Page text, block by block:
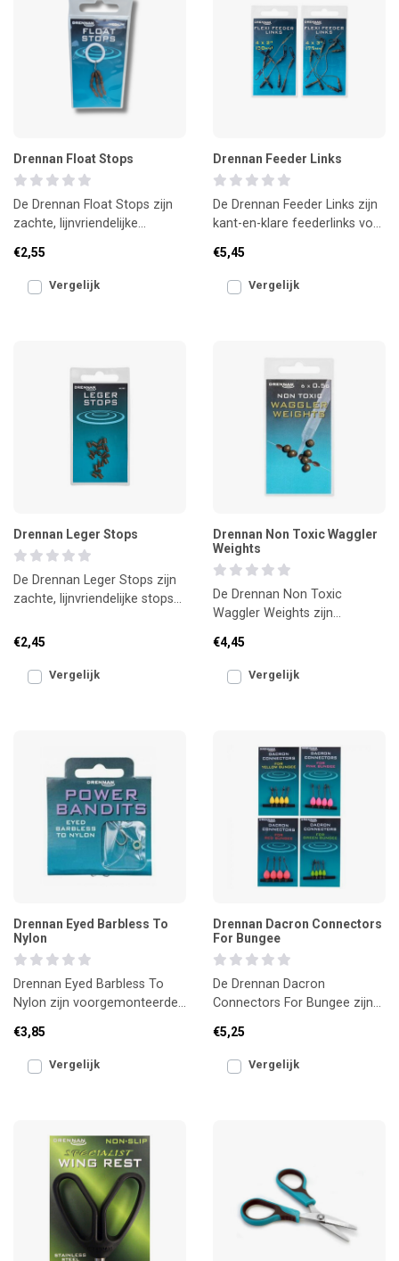
Drennan Float Stops
De Drennan Float Stops zijn
zachte, lijnvriendelijke
afstellen van dobb
€2,55
Vergelijk
Drennan Feeder Links
De Drennan Feeder Links zijn
kant-en-klare feederlinks voor
montage. Ze he
€5,45
Vergelijk
Drennan Leger Stops
De Drennan Leger Stops zijn
zachte, lijnvriendelijke stops
betrouwbare f
€2,45
Vergelijk
Drennan Non Toxic Waggler
Weights
De Drennan Non Toxic
Waggler Weights zijn
voor het nauwkeurig uitloden
€4,45
Vergelijk
Drennan Eyed Barbless To
Nylon
Drennan Eyed Barbless To
Nylon zijn voorgemonteerde
weerhaakloze punt, idea
€3,85
Vergelijk
Drennan Dacron Connectors
For Bungee
De Drennan Dacron
Connectors For Bungee zijn
connectors voor het
bevestigen va
€5,25
Vergelijk